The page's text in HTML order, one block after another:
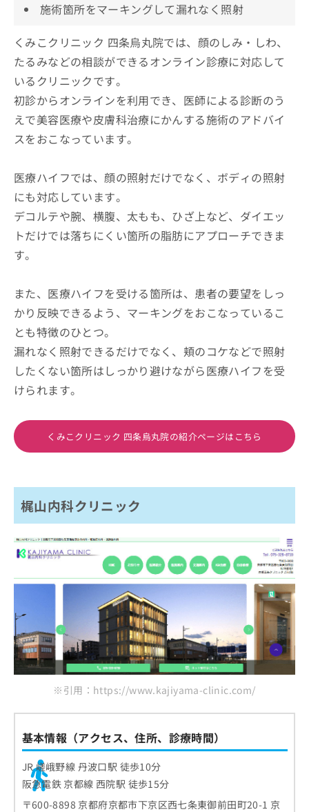
施術箇所をマーキングして漏れなく照射
くみこクリニック 四条烏丸院では、顔のしみ・しわ、
たるみなどの相談ができるオンライン診療に対応して
いるクリニックです。
初診からオンラインを利用でき、医師による診断のう
えで美容医療や皮膚科治療にかんする施術のアドバイ
スをおこなっています。
医療ハイフでは、顔の照射だけでなく、ボディの照射
にも対応しています。
デコルテや腕、横腹、太もも、ひざ上など、ダイエッ
トだけでは落ちにくい箇所の脂肪にアプローチできま
す。
また、医療ハイフを受ける箇所は、患者の要望をしっ
かり反映できるよう、マーキングをおこなっているこ
とも特徴のひとつ。
漏れなく照射できるだけでなく、頬のコケなどで照射
したくない箇所はしっかり避けながら医療ハイフを受
けられます。
くみこクリニック 四条烏丸院の紹介ページはこちら
梶山内科クリニック
※引用：https://www.kajiyama-clinic.com/
基本情報（アクセス、住所、診療時間）
JR 嵯峨野線 丹波口駅 徒歩10分
阪急電鉄 京都線 西院駅 徒歩15分
〒600-8898 京都府京都市下京区西七条東御前田町20-1 京